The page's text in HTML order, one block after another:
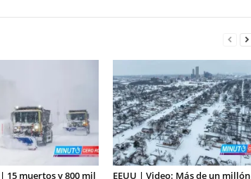
| 15 muertos y 800 mil
EEUU | Video: Más de un millón